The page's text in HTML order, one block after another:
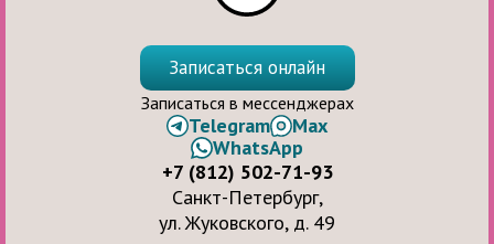
Записаться онлайн
Записаться в мессенджерах
Telegram
Max
WhatsApp
+7 (812) 502-71-93
Санкт-Петербург,
ул. Жуковского, д. 49